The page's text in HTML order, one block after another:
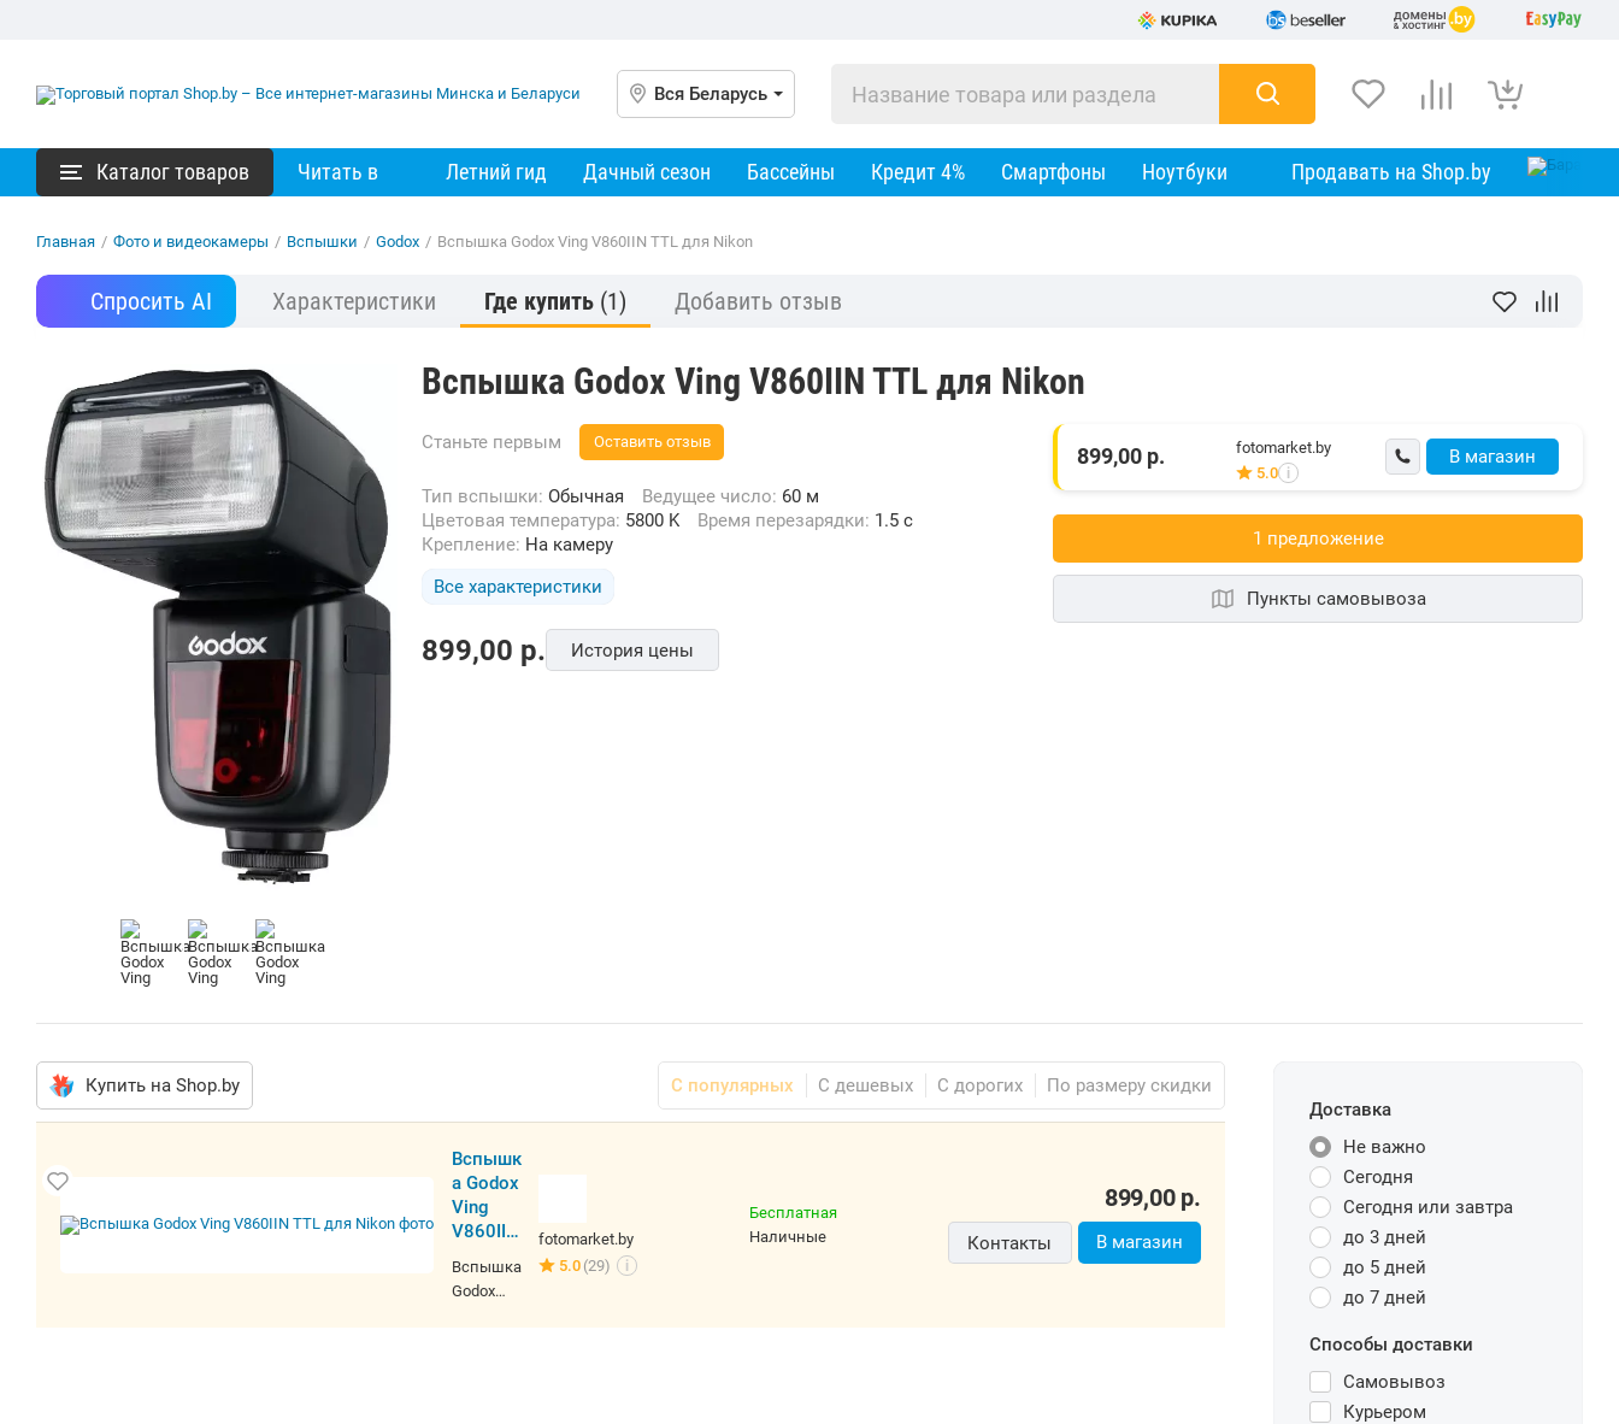
Вся Беларусь
Каталог товаров Читать в Летний гид Дачный сезон Бассейны Кредит 4% Смартфоны Ноутбуки Продавать на Shop.by
Главная / Фото и видеокамеры / Вспышки / Godox / Вспышка Godox Ving V860IIN TTL для Nikon
Спросить AI Характеристики Где купить (1) Добавить отзыв
Вспышка Godox Ving V860IIN TTL для Nikon
Станьте первым Оставить отзыв
Тип вспышки: Обычная Ведущее число: 60 м
Цветовая температура: 5800 K Время перезарядки: 1.5 с
Крепление: На камеру
Все характеристики
899,00 p. История цены
В магазин
899,00 р.
fotomarket.by
5.0 i
1 предложениe
Пункты самовывоза
Купить на Shop.by С популярных С дешевых С дорогих По размеру скидки
Вспышка Godox Ving V860IIN TTL для
Вспышка Godox Ving V860IIN TTL для Nikon в
характеристики, цена. Доставка по всей
5.0(29) i
наличные
Контакты В магазин
Доставка
Не важно
Сегодня
Сегодня или завтра
до 3 дней
до 5 дней
до 7 дней
Способы доставки
Самовывоз
Курьером